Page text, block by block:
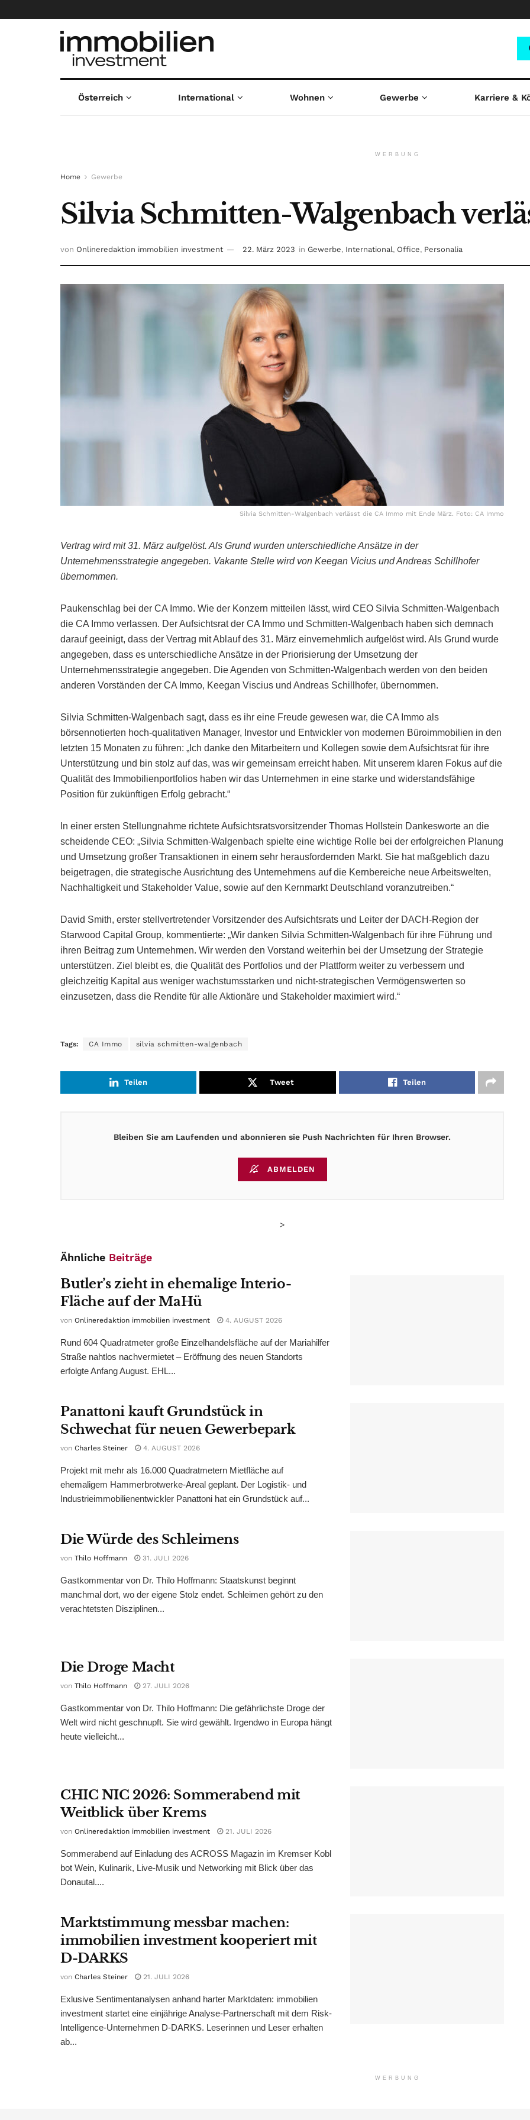
Österreich International Wohnen Gewerbe Karriere &
WERBUNG
Home Gewerbe
Silvia Schmitten-Walgenbach
von Onlineredaktion immobilien investment 22. März 2023 in Gewerbe, International, Office, Personalia
Silvia Schmitten-Walgenbach verlässt die CA Immo mit Ende März. Foto: CA Immo
Vertrag wird mit 31. März aufgelöst. Als Grund wurden unterschiedliche Ansätze in der
Unternehmensstrategie angegeben. Vakante Stelle wird von Keegan Vicius und Andreas Schillhofer
übernommen.
Paukenschlag bei der CA Immo. Wie der Konzern mitteilen lässt, wird CEO Silvia Schmitten-Walgenbach
die CA Immo verlassen. Der Aufsichtsrat der CA Immo und Schmitten-Walgenbach haben sich demnach
darauf geeinigt, dass der Vertrag mit Ablauf des 31. März einvernehmlich aufgelöst wird. Als Grund wurde
angegeben, dass es unterschiedliche Ansätze in der Priorisierung der Umsetzung der
Unternehmensstrategie angegeben. Die Agenden von Schmitten-Walgenbach werden von den beiden
anderen Vorständen der CA Immo, Keegan Viscius und Andreas Schillhofer, übernommen.
Silvia Schmitten-Walgenbach sagt, dass es ihr eine Freude gewesen war, die CA Immo als
börsennotierten hoch-qualitativen Manager, Investor und Entwickler von modernen Büroimmobilien in den
letzten 15 Monaten zu führen: „Ich danke den Mitarbeitern und Kollegen sowie dem Aufsichtsrat für ihre
Unterstützung und bin stolz auf das, was wir gemeinsam erreicht haben. Mit unserem klaren Fokus auf die
Qualität des Immobilienportfolios haben wir das Unternehmen in eine starke und widerstandsfähige
Position für zukünftigen Erfolg gebracht.“
In einer ersten Stellungnahme richtete Aufsichtsratsvorsitzender Thomas Hollstein Dankesworte an die
scheidende CEO: „Silvia Schmitten-Walgenbach spielte eine wichtige Rolle bei der erfolgreichen Planung
und Umsetzung großer Transaktionen in einem sehr herausfordernden Markt. Sie hat maßgeblich dazu
beigetragen, die strategische Ausrichtung des Unternehmens auf die Kernbereiche neue Arbeitswelten,
Nachhaltigkeit und Stakeholder Value, sowie auf den Kernmarkt Deutschland voranzutreiben.“
David Smith, erster stellvertretender Vorsitzender des Aufsichtsrats und Leiter der DACH-Region der
Starwood Capital Group, kommentierte: „Wir danken Silvia Schmitten-Walgenbach für ihre Führung und
ihren Beitrag zum Unternehmen. Wir werden den Vorstand weiterhin bei der Umsetzung der Strategie
unterstützen. Ziel bleibt es, die Qualität des Portfolios und der Plattform weiter zu verbessern und
gleichzeitig Kapital aus weniger wachstumsstarken und nicht-strategischen Vermögenswerten so
einzusetzen, dass die Rendite für alle Aktionäre und Stakeholder maximiert wird.“
Tags: CA Immo silvia schmitten-walgenbach
Teilen Tweet Teilen
Bleiben Sie am Laufenden und abonnieren sie Push Nachrichten für Ihren Browser.
ABMELDEN
>
Ähnliche Beiträge
Butler’s zieht in ehemalige Interio-
Fläche auf der MaHü
von Onlineredaktion immobilien investment 4. AUGUST 2026
Rund 604 Quadratmeter große Einzelhandelsfläche auf der Mariahilfer
Straße nahtlos nachvermietet – Eröffnung des neuen Standorts
erfolgte Anfang August. EHL...
Panattoni kauft Grundstück in
Schwechat für neuen Gewerbepark
von Charles Steiner 4. AUGUST 2026
Projekt mit mehr als 16.000 Quadratmetern Mietfläche auf
ehemaligem Hammerbrotwerke-Areal geplant. Der Logistik- und
Industrieimmobilienentwickler Panattoni hat ein Grundstück auf...
Die Würde des Schleimens
von Thilo Hoffmann 31. JULI 2026
Gastkommentar von Dr. Thilo Hoffmann: Staatskunst beginnt
manchmal dort, wo der eigene Stolz endet. Schleimen gehört zu den
verachtetsten Disziplinen...
Die Droge Macht
von Thilo Hoffmann 27. JULI 2026
Gastkommentar von Dr. Thilo Hoffmann: Die gefährlichste Droge der
Welt wird nicht geschnupft. Sie wird gewählt. Irgendwo in Europa hängt
heute vielleicht...
CHIC NIC 2026: Sommerabend mit
Weitblick über Krems
von Onlineredaktion immobilien investment 21. JULI 2026
Sommerabend auf Einladung des ACROSS Magazin im Kremser Kobl
bot Wein, Kulinarik, Live-Musik und Networking mit Blick über das
Donautal....
Marktstimmung messbar machen:
immobilien investment kooperiert mit
D-DARKS
von Charles Steiner 21. JULI 2026
Exlusive Sentimentanalysen anhand harter Marktdaten: immobilien
investment startet eine einjährige Analyse-Partnerschaft mit dem Risk-
Intelligence-Unternehmen D-DARKS. Leserinnen und Leser erhalten
ab...
WERBUNG